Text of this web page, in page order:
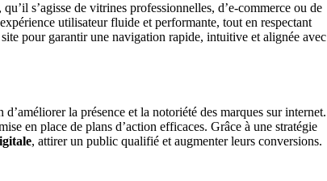
, qu’il s’agisse de vitrines professionnelles, d’e-commerce ou de
utilisateur fluide et performante, tout en respectant
pour garantir une navigation rapide, intuitive et alignée avec
la présence et la notoriété des marques sur internet.
en place de plans d’action efficaces. Grâce à une stratégie
, attirer un public qualifié et augmenter leurs conversions.